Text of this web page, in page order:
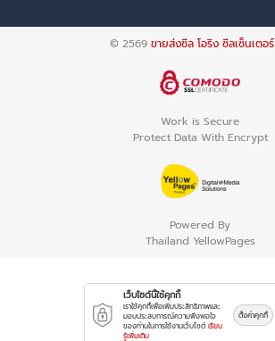
© 2569 ขายส่งซีล โอริง ซีลเซ็นเตอร์
Work is Secure
Protect Data With Encrypt
Powered By
Thailand YellowPages
เว็บไซต์นี้ใช้คุกกี้
เราใช้คุกกี้เพื่อเพิ่มประสิทธิภาพและ
มอบประสบการณ์ความพึงพอใจ
ของท่านในการใช้งานเว็บไซต์ เรียน
รู้เพิ่มเติม
ตั้งค่าคุกกี้